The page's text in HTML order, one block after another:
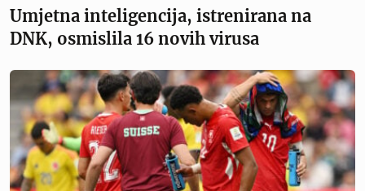
Umjetna inteligencija, istrenirana na
DNK, osmislila 16 novih virusa